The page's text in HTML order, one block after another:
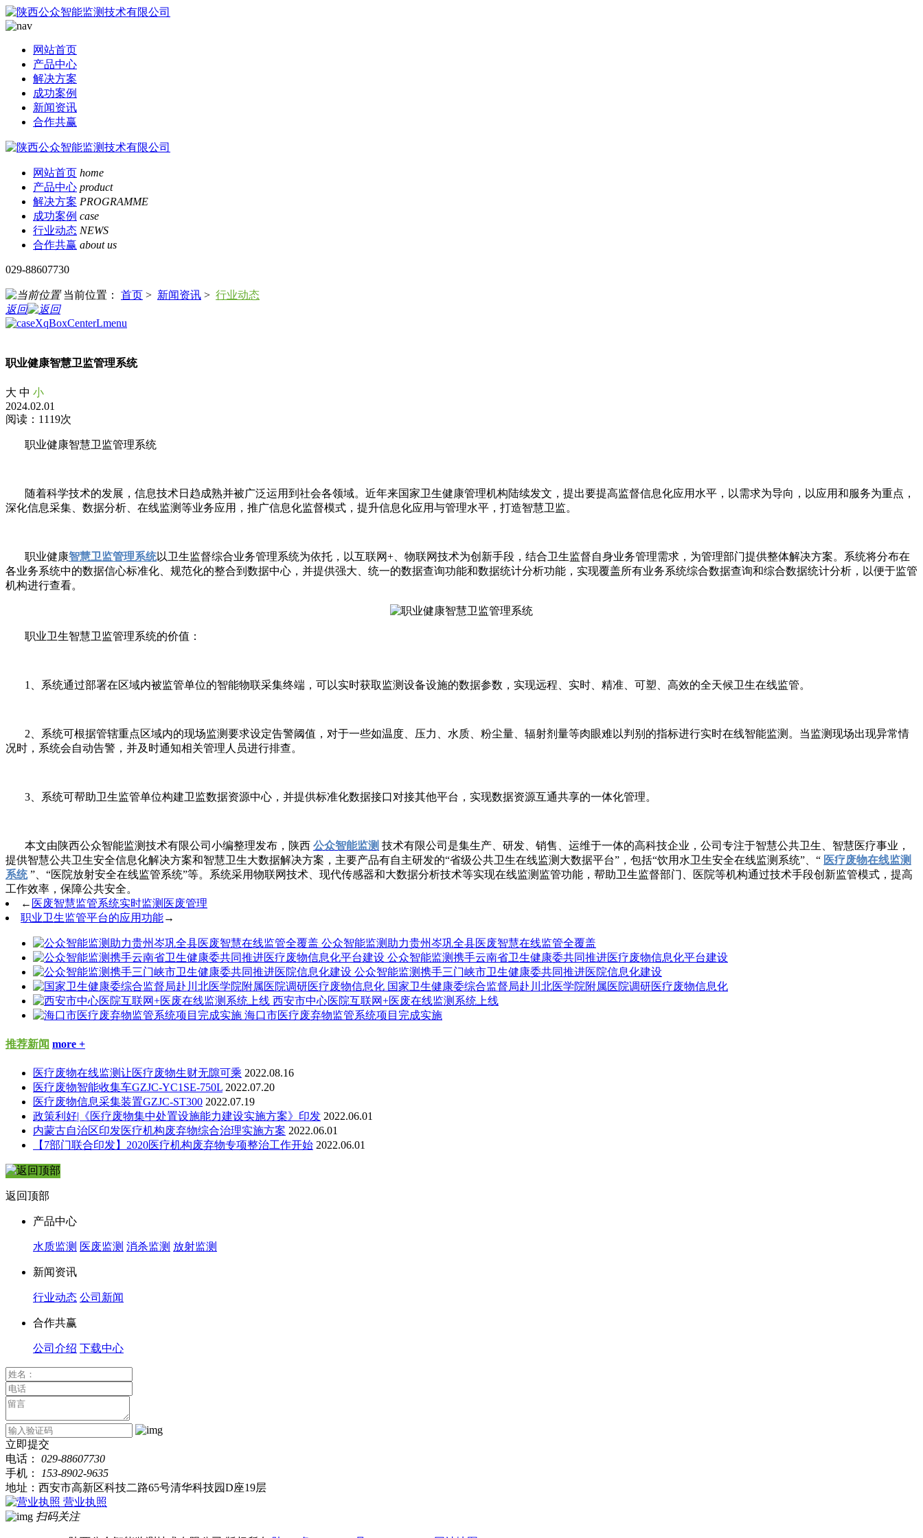
网站首页
产品中心
解决方案
成功案例
新闻资讯
合作共赢
网站首页 home
产品中心 product
解决方案 PROGRAMME
成功案例 case
行业动态 NEWS
合作共赢 about us
029-88607730
当前位置： 首页 > 新闻资讯 > 行业动态
返回
职业健康智慧卫监管理系统
大 中 小
2024.02.01
阅读：1119次
职业健康智慧卫监管理系统
随着科学技术的发展，信息技术日趋成熟并被广泛运用到社会各领域。近年来国家卫生健康管理机构陆续发文，提出要提高监督信息化应用水平，以需求为导向，以应用和服务为重点，
深化信息采集、数据分析、在线监测等业务应用，推广信息化监督模式，提升信息化应用与管理水平，打造智慧卫监。
职业健康智慧卫监管理系统以卫生监督综合业务管理系统为依托，以互联网+、物联网技术为创新手段，结合卫生监督自身业务管理需求，为管理部门提供整体解决方案。系统将分布在
各业务系统中的数据信心标准化、规范化的整合到数据中心，并提供强大、统一的数据查询功能和数据统计分析功能，实现覆盖所有业务系统综合数据查询和综合数据统计分析，以便于监管
机构进行查看。
职业卫生智慧卫监管理系统的价值：
1、系统通过部署在区域内被监管单位的智能物联采集终端，可以实时获取监测设备设施的数据参数，实现远程、实时、精准、可塑、高效的全天候卫生在线监管。
2、系统可根据管辖重点区域内的现场监测要求设定告警阈值，对于一些如温度、压力、水质、粉尘量、辐射剂量等肉眼难以判别的指标进行实时在线智能监测。当监测现场出现异常情
况时，系统会自动告警，并及时通知相关管理人员进行排查。
3、系统可帮助卫生监管单位构建卫监数据资源中心，并提供标准化数据接口对接其他平台，实现数据资源互通共享的一体化管理。
本文由陕西公众智能监测技术有限公司小编整理发布，陕西 公众智能监测 技术有限公司是集生产、研发、销售、运维于一体的高科技企业，公司专注于智慧公共卫生、智慧医疗事业，
提供智慧公共卫生安全信息化解决方案和智慧卫生大数据解决方案，主要产品有自主研发的“省级公共卫生在线监测大数据平台”，包括“饮用水卫生安全在线监测系统”、“ 医疗废物在线监测
系统 ”、“医院放射安全在线监管系统”等。系统采用物联网技术、现代传感器和大数据分析技术等实现在线监测监管功能，帮助卫生监督部门、医院等机构通过技术手段创新监管模式，提高
工作效率，保障公共安全。
← 医废智慧监管系统实时监测医废管理
职业卫生监管平台的应用功能→
公众智能监测助力贵州岑巩全县医废智慧在线监管全覆盖
公众智能监测携手云南省卫生健康委共同推进医疗废物信息化平台建设
公众智能监测携手三门峡市卫生健康委共同推进医院信息化建设
国家卫生健康委综合监督局赴川北医学院附属医院调研医疗废物信息化
西安市中心医院互联网+医废在线监测系统上线
海口市医疗废弃物监管系统项目完成实施
推荐新闻 more +
医疗废物在线监测让医疗废物生财无隙可乘 2022.08.16
医疗废物智能收集车GZJC-YC1SE-750L 2022.07.20
医疗废物信息采集装置GZJC-ST300 2022.07.19
政策利好|《医疗废物集中处置设施能力建设实施方案》印发 2022.06.01
内蒙古自治区印发医疗机构废弃物综合治理实施方案 2022.06.01
【7部门联合印发】2020医疗机构废弃物专项整治工作开始 2022.06.01
返回顶部
产品中心
水质监测 医废监测 消杀监测 放射监测
新闻资讯
行业动态 公司新闻
合作共赢
公司介绍 下载中心
立即提交
电话： 029-88607730
手机：
153-8902-9635
地址：西安市高新区科技二路65号清华科技园D座19层
营业执照
扫码关注